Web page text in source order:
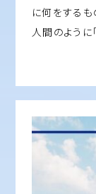
に何をするも
人間のように